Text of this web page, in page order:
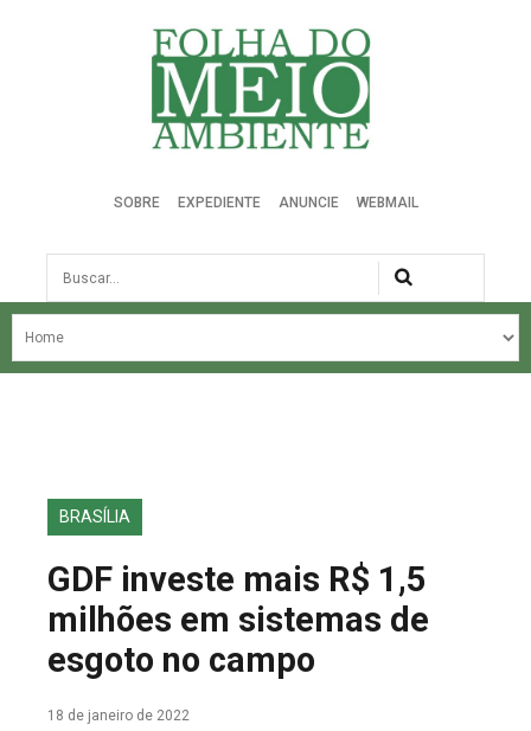
Folha do Meio Ambiente
SOBRE EXPEDIENTE ANUNCIE WEBMAIL
Busca
NOSSA HISTÓRIA
EDIÇÕES ANTERIORES
FALE CONOSCO
BRASÍLIA
GDF investe mais R$ 1,5
milhões em sistemas de
esgoto no campo
18 de janeiro de 2022